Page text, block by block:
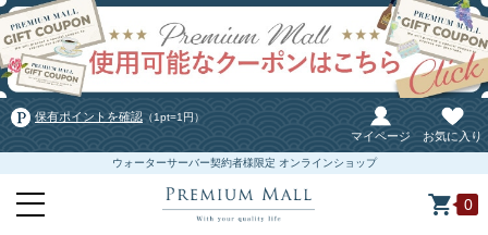
保有ポイントを確認 （1pt=1円）
マイページ お気に入り
ウォーターサーバー契約者様限定 オンラインショップ
0